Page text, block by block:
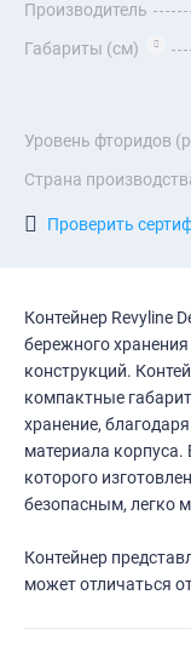
Производитель
Габариты (см)
Уровень фторидов
Страна
Проверить
Контейнер Revyline
бережного
конструкций.
компактные
хранение,
материала
которого
безопасным, легко
Контейнер
может отличаться